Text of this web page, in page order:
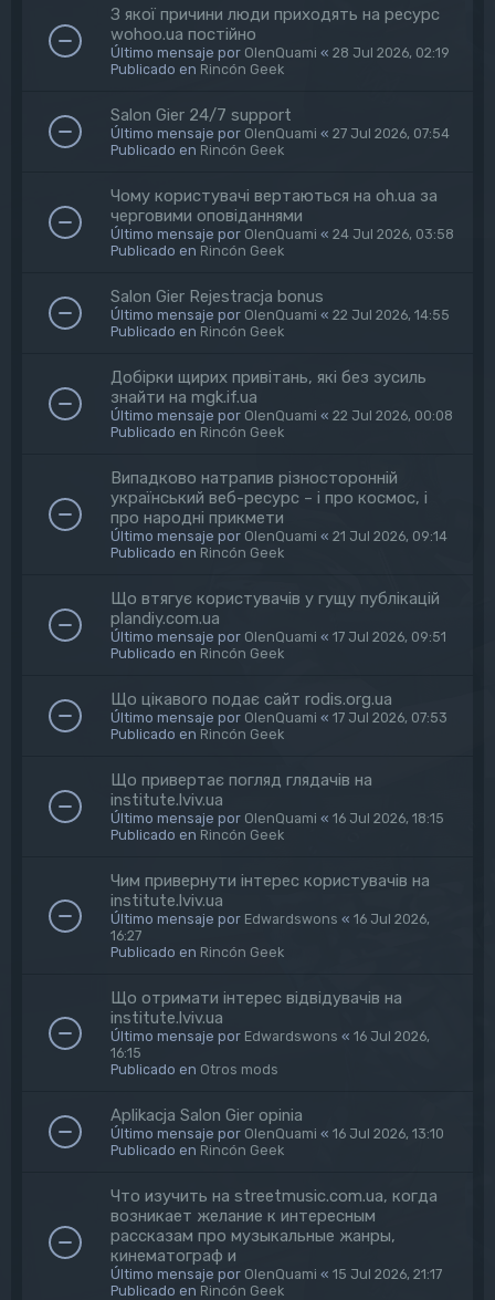
З якої причини люди приходять на ресурс
wohoo.ua постійно
Último mensaje por OlenQuami « 28 Jul 2026, 02:19
Publicado en Rincón Geek
Salon Gier 24/7 support
Último mensaje por OlenQuami « 27 Jul 2026, 07:54
Publicado en Rincón Geek
Чому користувачі вертаються на oh.ua за
черговими оповіданнями
Último mensaje por OlenQuami « 24 Jul 2026, 03:58
Publicado en Rincón Geek
Salon Gier Rejestracja bonus
Último mensaje por OlenQuami « 22 Jul 2026, 14:55
Publicado en Rincón Geek
Добірки щирих привітань, які без зусиль
знайти на mgk.if.ua
Último mensaje por OlenQuami « 22 Jul 2026, 00:08
Publicado en Rincón Geek
Випадково натрапив різносторонній
український веб-ресурс – і про космос, і
про народні прикмети
Último mensaje por OlenQuami « 21 Jul 2026, 09:14
Publicado en Rincón Geek
Що втягує користувачів у гущу публікацій
plandiy.com.ua
Último mensaje por OlenQuami « 17 Jul 2026, 09:51
Publicado en Rincón Geek
Що цікавого подає сайт rodis.org.ua
Último mensaje por OlenQuami « 17 Jul 2026, 07:53
Publicado en Rincón Geek
Що привертає погляд глядачів на
institute.lviv.ua
Último mensaje por OlenQuami « 16 Jul 2026, 18:15
Publicado en Rincón Geek
Чим привернути інтерес користувачів на
institute.lviv.ua
Último mensaje por Edwardswons « 16 Jul 2026,
16:27
Publicado en Rincón Geek
Що отримати інтерес відвідувачів на
institute.lviv.ua
Último mensaje por Edwardswons « 16 Jul 2026,
16:15
Publicado en Otros mods
Aplikacja Salon Gier opinia
Último mensaje por OlenQuami « 16 Jul 2026, 13:10
Publicado en Rincón Geek
Что изучить на streetmusic.com.ua, когда
возникает желание к интересным
рассказам про музыкальные жанры,
кинематограф и
Último mensaje por OlenQuami « 15 Jul 2026, 21:17
Publicado en Rincón Geek